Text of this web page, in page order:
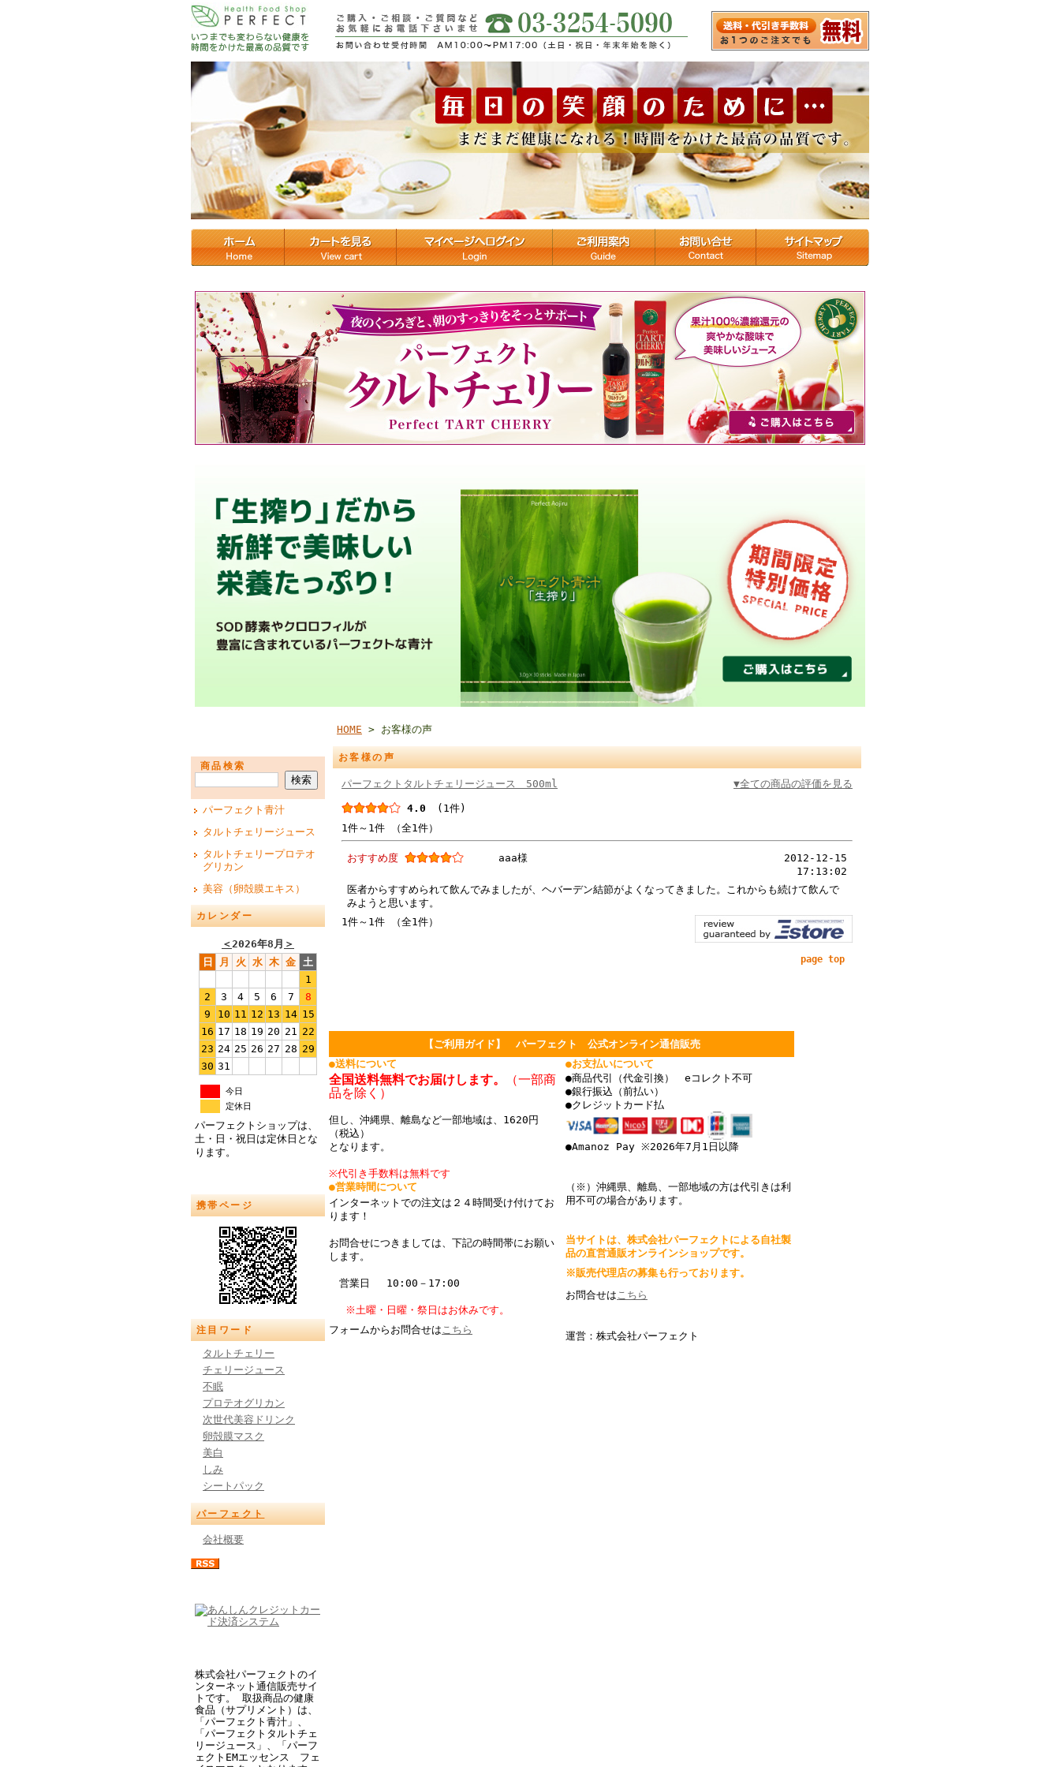
商品検索
パーフェクト青汁
タルトチェリージュース
タルトチェリープロテオ
グリカン
美容（卵殻膜エキス）
カレンダー
＜2026年8月 ＞
日
月 火 水 木 金 土
1
2
3 4 5 6 7
8
9
10 11 12 13 14 15
16 17 18 19 20 21 22
23 24 25 26 27 28 29
30 31
今日
定休日
パーフェクトショップは、
土・日・祝日は定休日とな
ります。
携帯ページ
注目ワード
タルトチェリー
チェリージュース
不眠
プロテオグリカン
次世代美容ドリンク
卵殻膜マスク
美白
しみ
シートパック
パーフェクト
会社概要
株式会社パーフェクトのイ
ンターネット通信販売サイ
トです。 取扱商品の健康
食品（サプリメント）は、
「パーフェクト青汁」、
「パーフェクトタルトチェ
リージュース」、「パーフ
ェクトEMエッセンス フェ
HOME > お客様の声
お客様の声
パーフェクトタルトチェリージュース 500ml ▼全ての商品の評価を見る
4.0
(1件)
1件～1件 （全1件）
おすすめ度 aaa様
2012-12-15
17:13:02
医者からすすめられて飲んでみましたが、ヘバーデン結節がよくなってきました。これからも続けて飲んで
みようと思います。
1件～1件 （全1件）
page top
【ご利用ガイド】 パーフェクト 公式オンライン通信販売
●送料について
全国送料無料でお届けします。
（一部商
品を除く）
但し、沖縄県、離島など一部地域は、1620円
（税込）
となります。
※代引き手数料は無料です
●営業時間について
インターネットでの注文は２４時間受け付けてお
ります！
お問合せにつきましては、下記の時間帯にお願い
します。
営業日 10:00－17:00
※土曜・日曜・祭日はお休みです。
フォームからお問合せはこちら
●お支払いについて
●商品代引（代金引換） eコレクト不可
●銀行振込（前払い）
●クレジットカード払
●Amanoz Pay ※2026年7月1日以降
（※）沖縄県、離島、一部地域の方は代引きは利
用不可の場合があります。
当サイトは、株式会社パーフェクトによる自社製
品の直営通販オンラインショップです。
※販売代理店の募集も行っております。
お問合せはこちら
運営：株式会社パーフェクト